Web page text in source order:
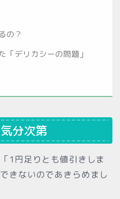
の？
「デリカシーの問題」
分次第
1円足りとも値引きしま
きないのであきらめまし